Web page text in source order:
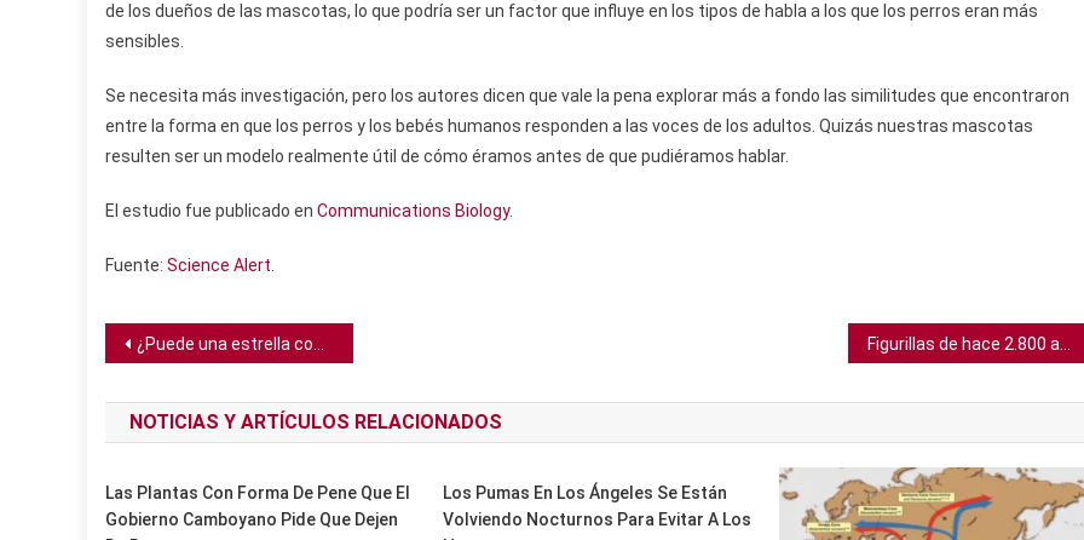
de los dueños de las mascotas, lo que podría ser un factor que influye en los tipos de habla a los que los perros eran más
sensibles.
Se necesita más investigación, pero los autores dicen que vale la pena explorar más a fondo las similitudes que encontraron
entre la forma en que los perros y los bebés humanos responden a las voces de los adultos. Quizás nuestras mascotas
resulten ser un modelo realmente útil de cómo éramos antes de que pudiéramos hablar.
El estudio fue publicado en Communications Biology.
Fuente: Science Alert
Navegación
de
entradas
¿Puede una estrella convertirse en planeta?
NOTICIAS Y ARTÍCULOS RELACIONADOS
Las Plantas Con Forma De Pene Que El
Gobierno Camboyano Pide Que Dejen
Los Pumas En Los Ángeles Se Están
Volviendo Nocturnos Para Evitar A Los